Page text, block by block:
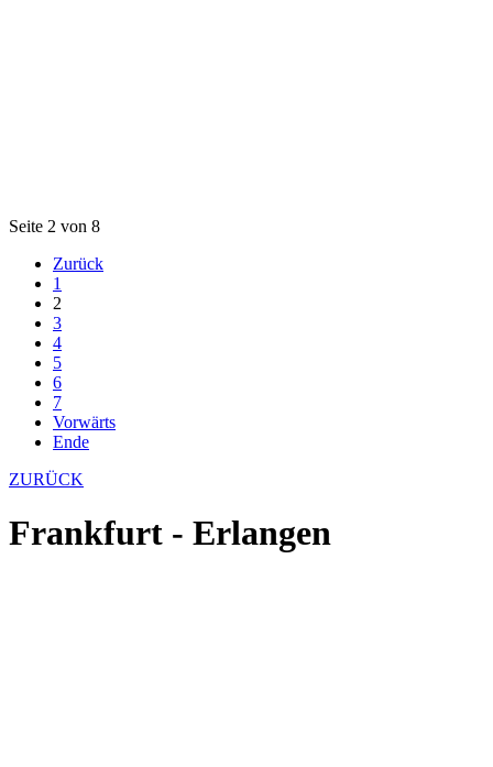
Seite 2 von 8
Zurück
1
2
3
4
5
6
7
Vorwärts
Ende
ZURÜCK
Frankfurt - Erlangen